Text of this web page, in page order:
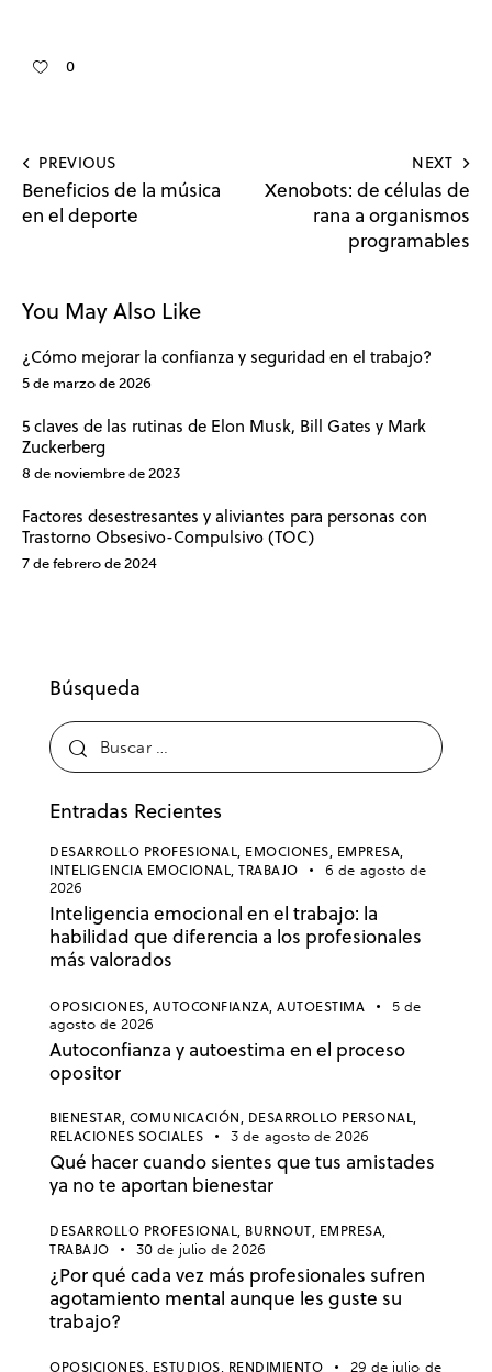
0
PREVIOUS
Beneficios de la música
en el deporte
NEXT
Xenobots: de células de
rana a organismos
programables
You May Also Like
¿Cómo mejorar la confianza y seguridad en el trabajo?
5 de marzo de 2026
5 claves de las rutinas de Elon Musk, Bill Gates y Mark
Zuckerberg
8 de noviembre de 2023
Factores desestresantes y aliviantes para personas con
Trastorno Obsesivo-Compulsivo (TOC)
7 de febrero de 2024
Búsqueda
Entradas Recientes
DESARROLLO PROFESIONAL, EMOCIONES, EMPRESA,
INTELIGENCIA EMOCIONAL, TRABAJO
6 de agosto de
2026
Inteligencia emocional en el trabajo: la
habilidad que diferencia a los profesionales
más valorados
OPOSICIONES, AUTOCONFIANZA, AUTOESTIMA
5 de
agosto de 2026
Autoconfianza y autoestima en el proceso
opositor
BIENESTAR, COMUNICACIÓN, DESARROLLO PERSONAL,
RELACIONES SOCIALES
3 de agosto de 2026
Qué hacer cuando sientes que tus amistades
ya no te aportan bienestar
DESARROLLO PROFESIONAL, BURNOUT, EMPRESA,
TRABAJO
30 de julio de 2026
¿Por qué cada vez más profesionales sufren
agotamiento mental aunque les guste su
trabajo?
OPOSICIONES, ESTUDIOS, RENDIMIENTO
29 de julio de